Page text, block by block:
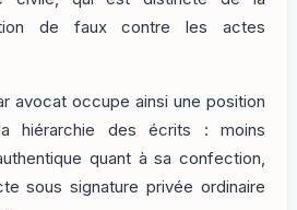
de faux contre les actes
avocat occupe ainsi une position
hiérarchie des écrits : moins
quant à sa confection,
sous signature privée ordinaire